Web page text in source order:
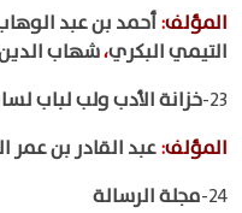
المؤلف:أحمد بن عبد
التيمي البكري،شهاب
23- خزانة الأدب ولب لباب
المؤلف:عبد القادر بن عمر
24- مجلة الرسالة